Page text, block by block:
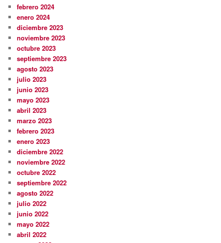
febrero 2024
enero 2024
diciembre 2023
noviembre 2023
octubre 2023
septiembre 2023
agosto 2023
julio 2023
junio 2023
mayo 2023
abril 2023
marzo 2023
febrero 2023
enero 2023
diciembre 2022
noviembre 2022
octubre 2022
septiembre 2022
agosto 2022
julio 2022
junio 2022
mayo 2022
abril 2022